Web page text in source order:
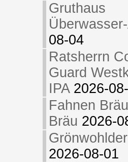
Gruthaus
08-04
Ratsherrn
Guard
IPA 2026-
Fahnen
Bräu 2026-
2026-08-01